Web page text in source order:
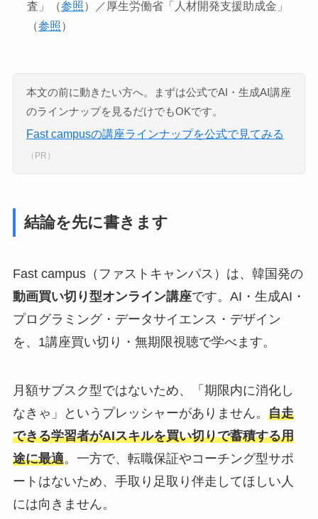
査」（参照）／厚生労働省「人材開発支援助成金」
（参照）
本文の前に動きたい方へ。まずは公式でAI・生成AI講座
のラインナップを見るだけでもOKです。
Fast campusの講座ラインナップを公式で見てみる
（PR）
結論を先に書きます
Fast campus（ファストキャンパス）は、韓国発の
動画買い切り型オンライン講座です。AI・生成AI・
プログラミング・データサイエンス・デザイン
を、1講座買い切り・無期限視聴で学べます。
月額サブスク型ではないため、「期限内に消化し
なきゃ」というプレッシャーがありません。 自走
できる学習者がAIスキルを買い切りで蓄積する用
途に最適。一方で、転職保証やコーチング型サポ
ートはないため、手取り足取り伴走してほしい人
には向きません。